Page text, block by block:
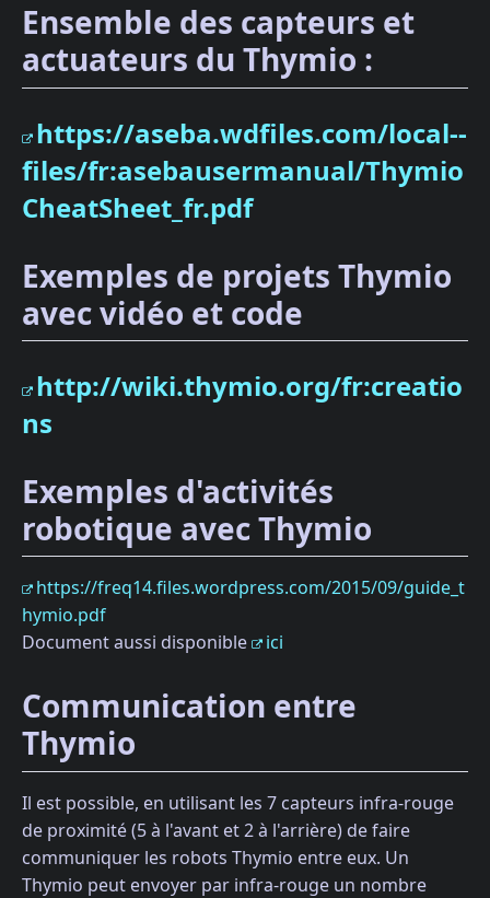
Ensemble des capteurs et
actuateurs du Thymio :
https://aseba.wdfiles.com/local--
files/fr:asebausermanual/Thymio
CheatSheet_fr.pdf
Exemples de projets Thymio
avec vidéo et code
http://wiki.thymio.org/fr:creatio
ns
Exemples d'activités
robotique avec Thymio
https://freq14.files.wordpress.com/2015/09/guide_t
hymio.pdf
Document aussi disponible
ici
Communication entre
Thymio
Il est possible, en utilisant les 7 capteurs infra-rouge
de proximité (5 à l'avant et 2 à l'arrière) de faire
communiquer les robots Thymio entre eux. Un
Thymio peut envoyer par infra-rouge un nombre